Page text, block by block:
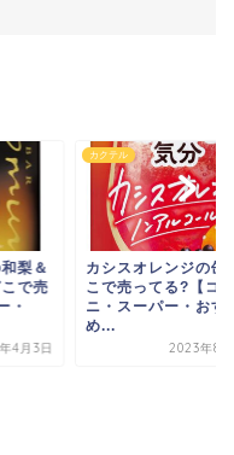
梨＆
で売
・
4月3日
カクテル
カシスオレンジの缶
こで売ってる?【コ
ニ・スーパー・おす
め...
2023年8